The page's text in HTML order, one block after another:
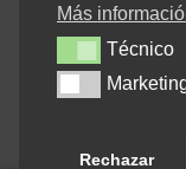
Devoluciones y
Cancelar pedido
Contacto
Más
TécnicoTécnico
Marketing
Rechazar